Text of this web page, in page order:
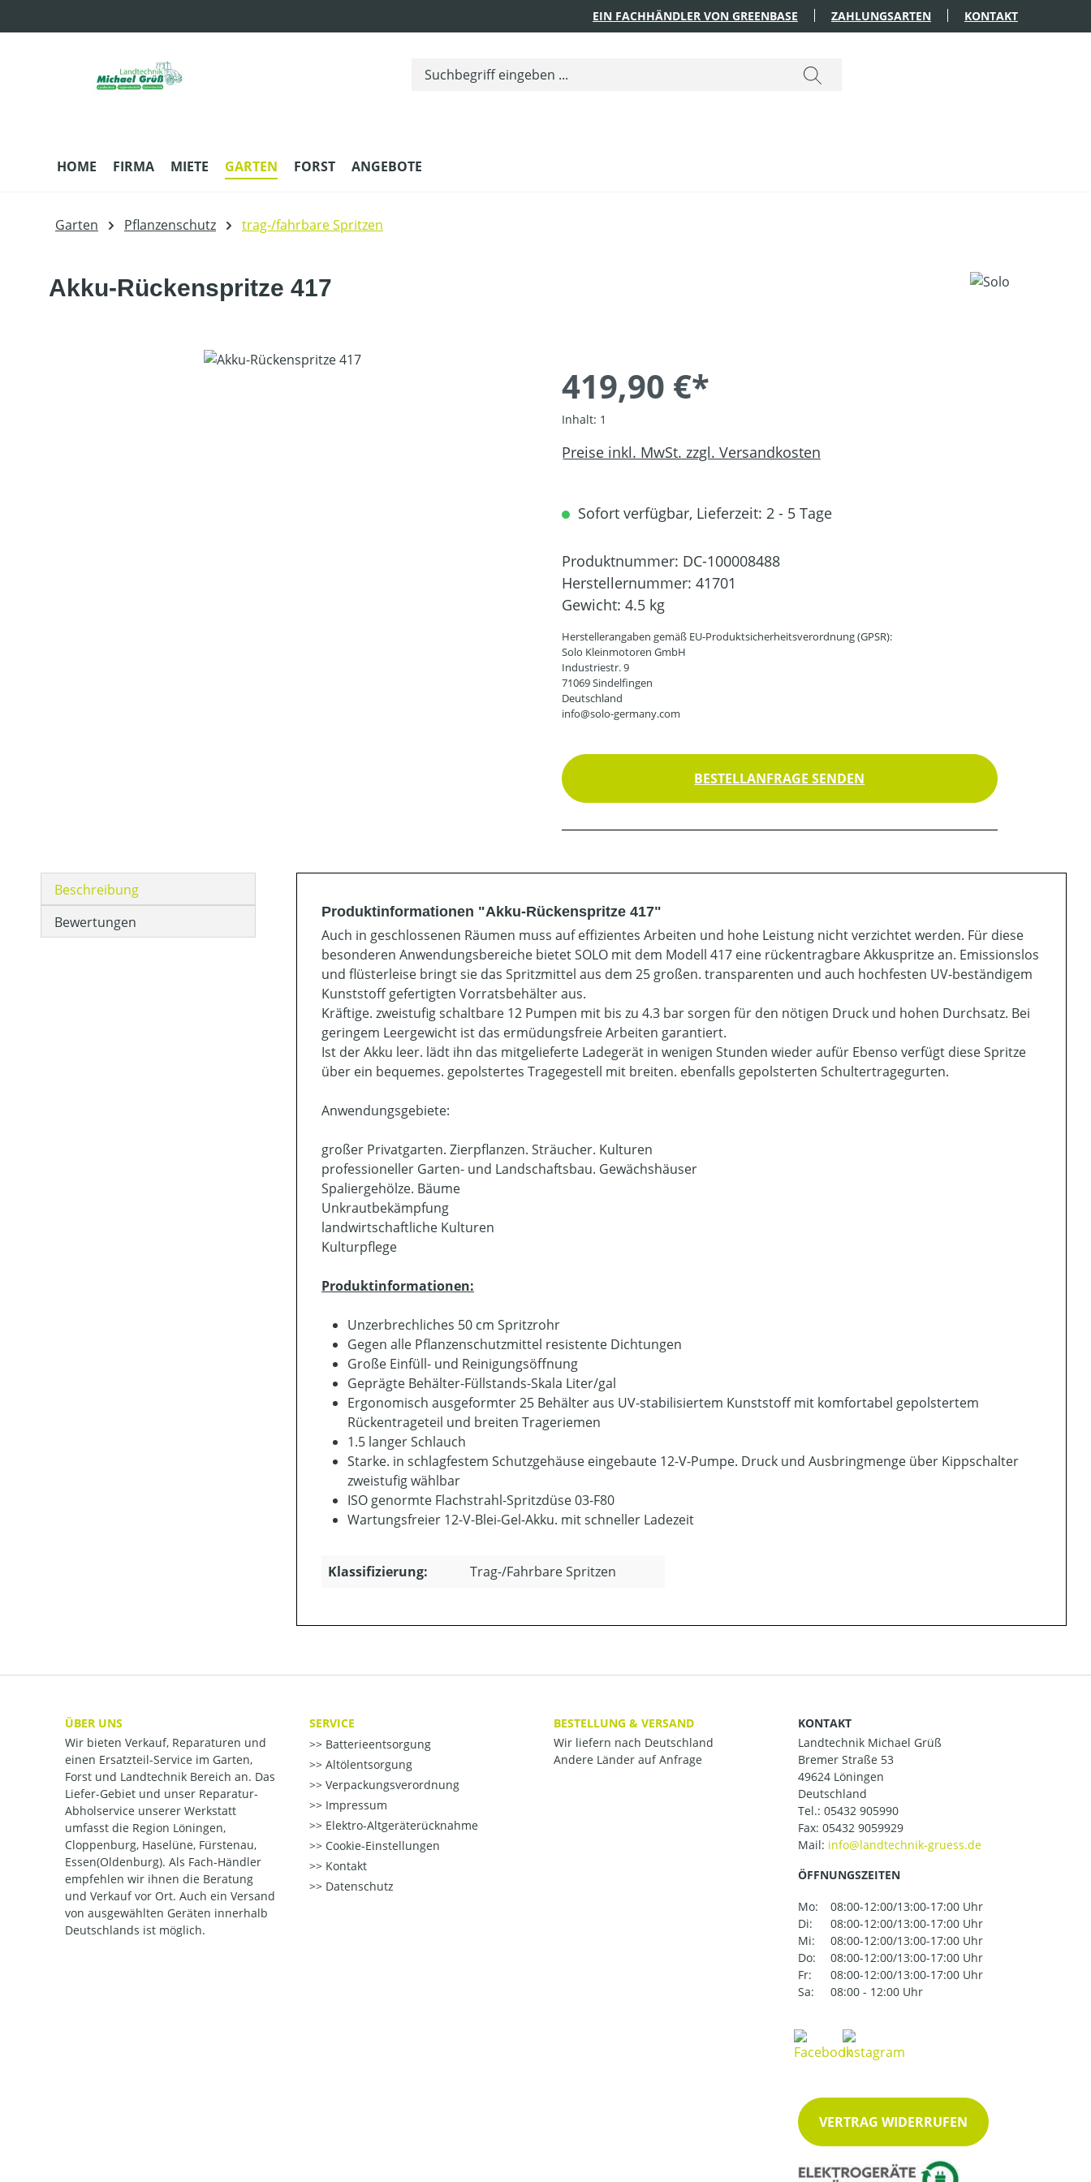
EIN FACHHÄNDLER VON GREENBASE ZAHLUNGSARTEN KONTAKT
HOME FIRMA MIETE GARTEN FORST ANGEBOTE
Garten Pflanzenschutz trag-/fahrbare Spritzen
Akku-Rückenspritze 417
419,90 €*
Inhalt: 1
Preise inkl. MwSt. zzgl. Versandkosten
Sofort verfügbar, Lieferzeit: 2 - 5 Tage
Produktnummer: DC-100008488
Herstellernummer: 41701
Gewicht: 4.5 kg
Herstellerangaben gemäß EU-Produktsicherheitsverordnung (GPSR):
Solo Kleinmotoren GmbH
Industriestr. 9
71069 Sindelfingen
Deutschland
info@solo-germany.com
BESTELLANFRAGE SENDEN
Beschreibung
Bewertungen
Produktinformationen "Akku-Rückenspritze 417"
Auch in geschlossenen Räumen muss auf effizientes Arbeiten und hohe Leistung nicht verzichtet werden. Für diese
besonderen Anwendungsbereiche bietet SOLO mit dem Modell 417 eine rückentragbare Akkuspritze an. Emissionslos
und flüsterleise bringt sie das Spritzmittel aus dem 25 großen. transparenten und auch hochfesten UV-beständigem
Kunststoff gefertigten Vorratsbehälter aus.
Kräftige. zweistufig schaltbare 12 Pumpen mit bis zu 4.3 bar sorgen für den nötigen Druck und hohen Durchsatz. Bei
geringem Leergewicht ist das ermüdungsfreie Arbeiten garantiert.
Ist der Akku leer. lädt ihn das mitgelieferte Ladegerät in wenigen Stunden wieder aufür Ebenso verfügt diese Spritze
über ein bequemes. gepolstertes Tragegestell mit breiten. ebenfalls gepolsterten Schultertragegurten.
Anwendungsgebiete:
großer Privatgarten. Zierpflanzen. Sträucher. Kulturen
professioneller Garten- und Landschaftsbau. Gewächshäuser
Spaliergehölze. Bäume
Unkrautbekämpfung
landwirtschaftliche Kulturen
Kulturpflege
Produktinformationen:
Unzerbrechliches 50 cm Spritzrohr
Gegen alle Pflanzenschutzmittel resistente Dichtungen
Große Einfüll- und Reinigungsöffnung
Geprägte Behälter-Füllstands-Skala Liter/gal
Ergonomisch ausgeformter 25 Behälter aus UV-stabilisiertem Kunststoff mit komfortabel gepolstertem
Rückentrageteil und breiten Trageriemen
1.5 langer Schlauch
Starke. in schlagfestem Schutzgehäuse eingebaute 12-V-Pumpe. Druck und Ausbringmenge über Kippschalter
zweistufig wählbar
ISO genormte Flachstrahl-Spritzdüse 03-F80
Wartungsfreier 12-V-Blei-Gel-Akku. mit schneller Ladezeit
Klassifizierung: Trag-/Fahrbare Spritzen
ÜBER UNS
Wir bieten Verkauf, Reparaturen und
einen Ersatzteil-Service im Garten,
Forst und Landtechnik Bereich an. Das
Liefer-Gebiet und unser Reparatur-
Abholservice unserer Werkstatt
umfasst die Region Löningen,
Cloppenburg, Haselüne, Fürstenau,
Essen(Oldenburg). Als Fach-Händler
empfehlen wir ihnen die Beratung
und Verkauf vor Ort. Auch ein Versand
von ausgewählten Geräten innerhalb
Deutschlands ist möglich.
SERVICE
Batterieentsorgung
Altölentsorgung
Verpackungsverordnung
Impressum
Elektro-Altgeräterücknahme
Cookie-Einstellungen
Kontakt
Datenschutz
BESTELLUNG & VERSAND
Wir liefern nach Deutschland
Andere Länder auf Anfrage
KONTAKT
Landtechnik Michael Grüß
Bremer Straße 53
49624 Löningen
Deutschland
Tel.: 05432 905990
Fax: 05432 9059929
Mail:
ÖFFNUNGSZEITEN
Mo:
08:00-12:00/13:00-17:00 Uhr
Di:
08:00-12:00/13:00-17:00 Uhr
Mi:
08:00-12:00/13:00-17:00 Uhr
Do:
08:00-12:00/13:00-17:00 Uhr
Fr:
08:00-12:00/13:00-17:00 Uhr
Sa:
08:00 - 12:00 Uhr
VERTRAG WIDERRUFEN